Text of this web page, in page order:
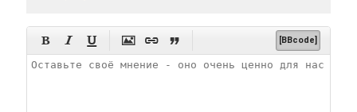
      [BBcode]